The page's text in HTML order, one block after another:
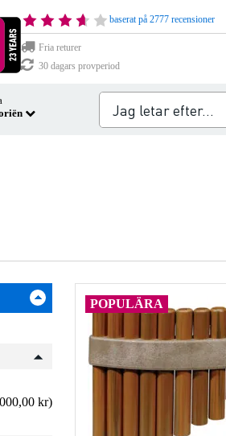
baserat på 2777 recensioner
Fria returer
30 dagars provperiod
kr)
POPULÄRA